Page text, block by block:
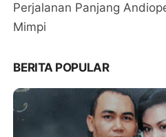
Perjalanan Panjang
Mimpi
BERITA POPULAR